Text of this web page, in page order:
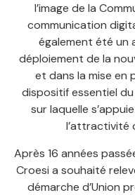
l’image de la
communication
également été un
déploiement de la
et dans la mise en
dispositif essentiel
sur laquelle
l’attractivité
Après 16 années
Croesi a souhaité
démarche d’Union